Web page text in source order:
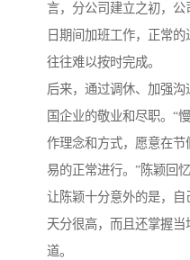
言，分公司建立之初，
日期间加班工作，正常
往往难以按时完成。
后来，通过调休、加强
国企业的敬业和尽职。“
作理念和方式，愿意在
易的正常进行。”陈颖回忆
让陈颖十分意外的是，
天分很高，而且还掌握
道。